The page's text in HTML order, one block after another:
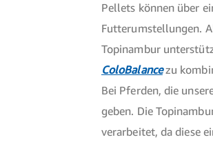
Pellets können über
Futterumstellungen.
Topinambur
ColoBalancezu
Bei Pferden, die
geben. Die
verarbeitet, da diese